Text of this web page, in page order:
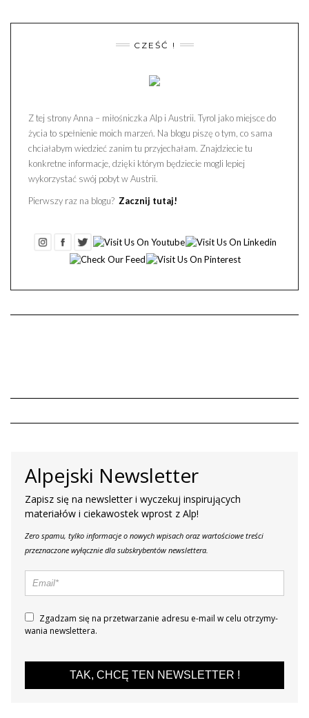
CZEŚĆ !
Z tej strony Anna – miłośniczka Alp i Austrii. Tyrol jako miejsce do
życia to spełnienie moich marzeń. Na blogu piszę o tym, co sama
chciałabym wiedzieć zanim tu przyjechałam. Znajdziecie tu
konkretne informacje, dzięki którym będziecie mogli lepiej
wykorzystać swój pobyt w Austrii.
Pierwszy raz na blogu? Zacznij tutaj!
Alpejski Newsletter
Zapisz się na newsletter i wyczekuj inspirujących
materiałów i ciekawostek wprost z Alp!
Zero spamu, tylko informacje o nowych wpisach oraz wartościowe treści
przeznaczone wyłącznie dla subskrybentów newslettera.
Zgadzam się na prze­twa­rza­nie adresu e-mail w celu otrzy­my­
wa­nia new­slet­tera.
TAK, CHCĘ TEN NEWSLETTER !